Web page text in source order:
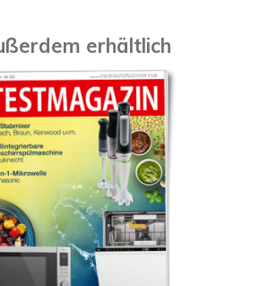
erhältlich